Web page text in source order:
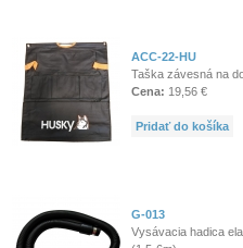
ACC-22-HU
Taška závesná na
Cena: 19,56 €
Pridať do košíka
G-013
Vysávacia hadica